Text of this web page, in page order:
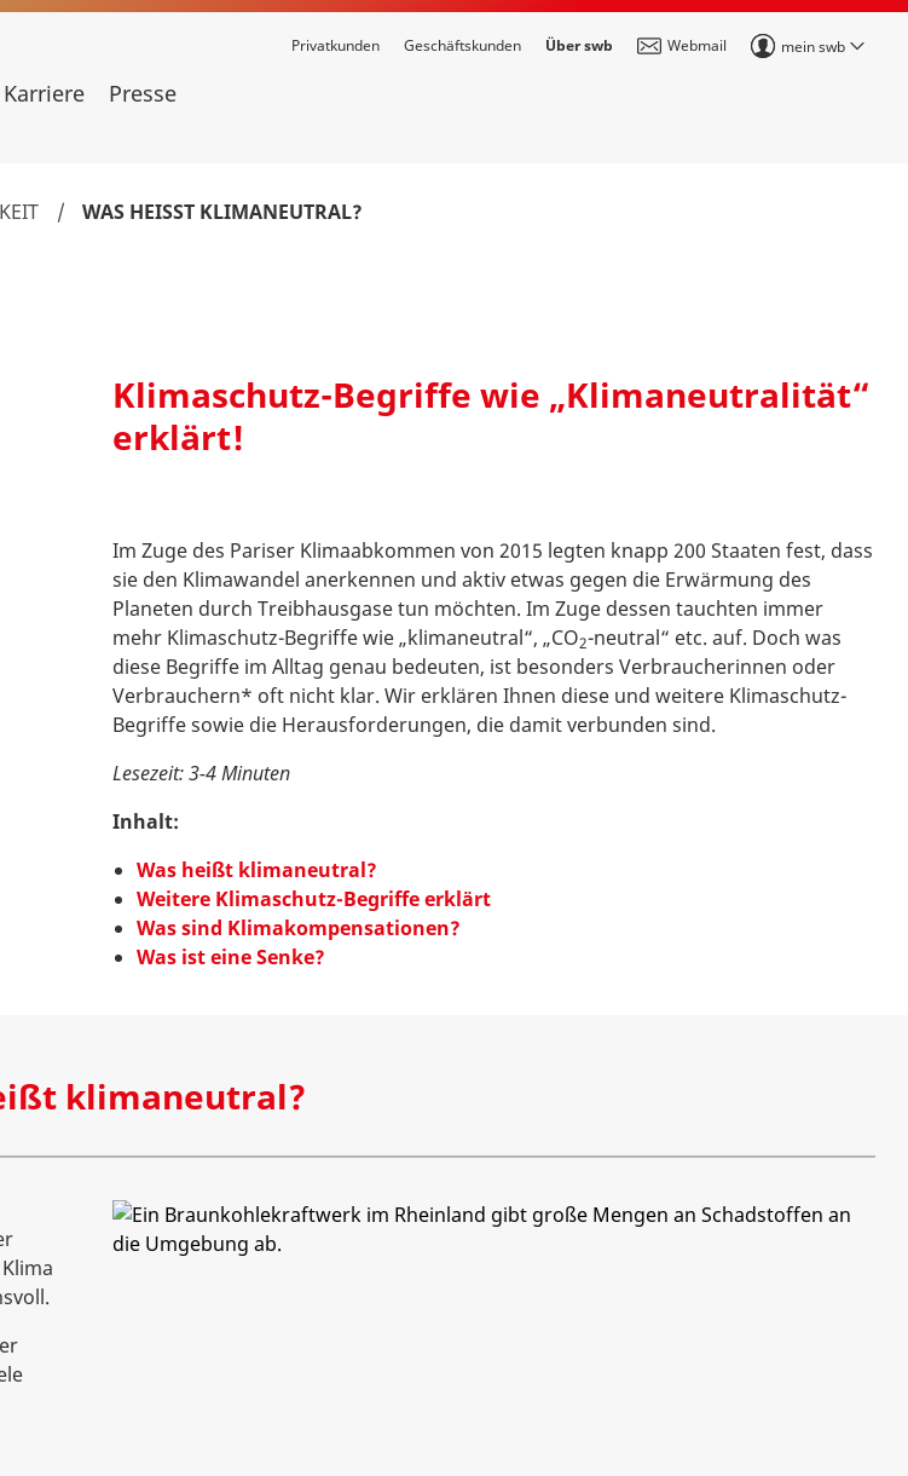
Privatkunden Geschäftskunden Über swb Webmail mein swb
Karriere Presse
/ WAS HEISST KLIMANEUTRAL?
Klimaschutz-Begriffe wie „Klimaneutralität“
erklärt!
Im Zuge des Pariser Klimaabkommen von 2015 legten knapp 200 Staaten fest, dass
sie den Klimawandel anerkennen und aktiv etwas gegen die Erwärmung des
Planeten durch Treibhausgase tun möchten. Im Zuge dessen tauchten immer
mehr Klimaschutz-Begriffe wie „klimaneutral“, „CO2-neutral“ etc. auf. Doch was
diese Begriffe im Alltag genau bedeuten, ist besonders Verbraucherinnen oder
Verbrauchern* oft nicht klar. Wir erklären Ihnen diese und weitere Klimaschutz-
Begriffe sowie die Herausforderungen, die damit verbunden sind.
Lesezeit: 3-4 Minuten
Inhalt:
Was heißt klimaneutral?
Weitere Klimaschutz-Begriffe erklärt
Was sind Klimakompensationen?
Was ist eine Senke?
klimaneutral?